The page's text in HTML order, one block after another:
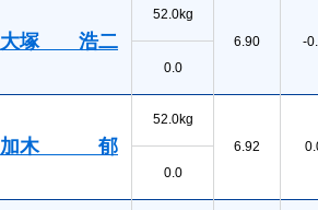
大塚 浩二
52.0kg
6.90
-
0.0
加木 郁
52.0kg
6.92
0.0